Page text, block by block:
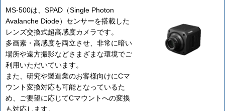
MS-500は、SPAD（Single Photon
Avalanche Diode）センサーを搭載した
レンズ交換式超高感度カメラです。
多画素・高感度を両立させ、非常に暗い
場所や遠方撮影などさまざまな環境でご
利用いただいています。
また、研究や製造業のお客様向けにCマ
ウント変換対応も可能となっているた
め、ご要望に応じてCマウントへの変換
も対応します。